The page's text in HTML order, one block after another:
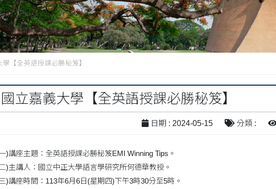
學【全英語授課必勝秘笈】
國立嘉義大學【全英語授課必勝秘笈】
日期 : 2024-05-15 分類 :
)講座主題：全英語授課必勝秘笈EMI Winning Tips。
)主講人：國立中正大學語言學研究所何德華教授。
)講座時間：113年6月6日(星期四)下午3時30分至5時。